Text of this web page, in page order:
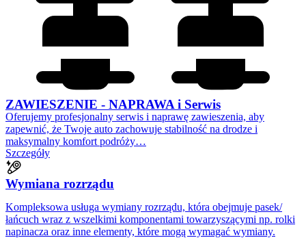
ZAWIESZENIE - NAPRAWA i Serwis
Oferujemy profesjonalny serwis i naprawę zawieszenia, aby
zapewnić, że Twoje auto zachowuje stabilność na drodze i
maksymalny komfort podróży…
Szczegóły
Wymiana rozrządu
Kompleksowa usługa wymiany rozrządu, która obejmuje pasek/
łańcuch wraz z wszelkimi komponentami towarzyszącymi np. rolki
napinacza oraz inne elementy, które mogą wymagać wymiany.